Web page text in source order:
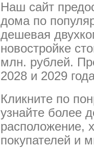
Наш сайт
дома по
дешевая
новостройке
млн. рублей.
2028 и 2029
Кликните по
узнайте более
расположение,
покупателей и